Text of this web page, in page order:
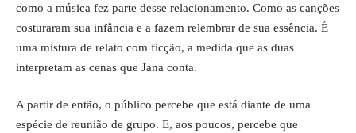
como a música fez parte desse relacionamento. Como as canções
costuraram sua infância e a fazem relembrar de sua essência. É
uma mistura de relato com ficção, a medida que as duas
interpretam as cenas que Jana conta.
A partir de então, o público percebe que está diante de uma
espécie de reunião de grupo. E, aos poucos, percebe que